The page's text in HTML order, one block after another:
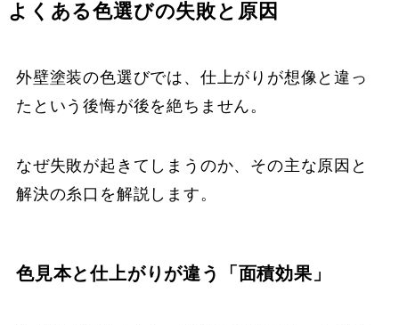
よくある色選びの失敗と原因
外壁塗装の色選びでは、仕上がりが想像と違っ
たという後悔が後を絶ちません。
なぜ失敗が起きてしまうのか、その主な原因と
解決の糸口を解説します。
色見本と仕上がりが違う「面積効果」